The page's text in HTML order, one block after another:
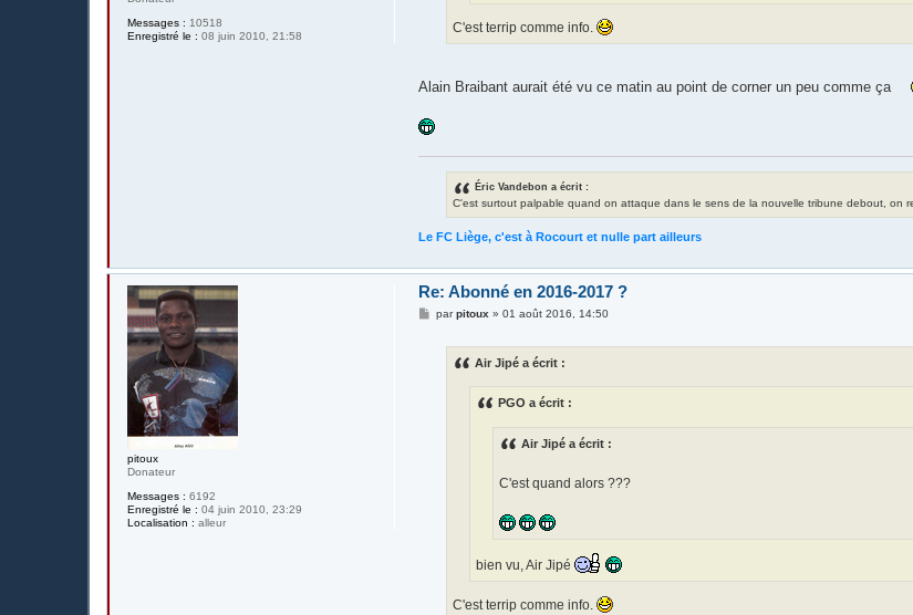
Messages : 10518
Enregistré le : 08 juin 2010, 21:58 C'est terrip comme info.
Alain Braibant aurait été vu ce matin au point de corner un peu comme ça
Éric Vandebon a écrit :
C'est surtout palpable quand on attaque dans le sens de la nouvelle tribune debout, on
Le FC Liège, c'est à Rocourt et nulle part ailleurs
pitoux
Donateur
Messages : 6192
Enregistré le : 04 juin 2010, 23:29
Localisation : alleur
Re: Abonné en 2016-2017 ?
Mparpitoux »01 août 2016, 14:50
Air Jipé a écrit :
PGO a écrit :
Air Jipé a écrit :
C'est quand alors ???
bien vu, Air Jipé
C'est terrip comme info.